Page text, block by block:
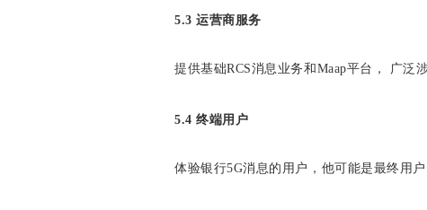
5.3 运营商服务
提供基础RCS消息业务和Maap平台， 广泛
5.4 终端用户
体验银行5G消息的用户，他可能是最终用